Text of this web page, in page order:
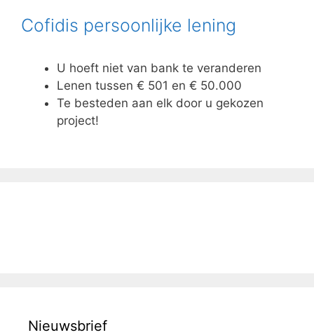
Cofidis persoonlijke lening
U hoeft niet van bank te veranderen
Lenen tussen € 501 en € 50.000
Te besteden aan elk door u gekozen
project!
Nieuwsbrief